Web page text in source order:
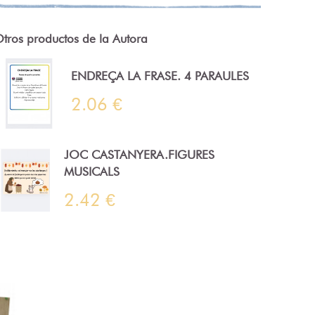
productos de la Autora
ENDREÇA LA FRASE. 4 PARAULES
2.06 €
JOC CASTANYERA.FIGURES
MUSICALS
2.42 €